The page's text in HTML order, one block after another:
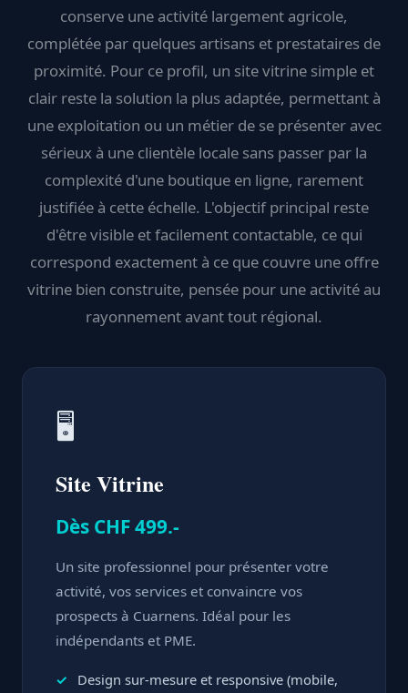
conserve une activité largement agricole,
complétée par quelques artisans et prestataires de
proximité. Pour ce profil, un site vitrine simple et
clair reste la solution la plus adaptée, permettant à
une exploitation ou un métier de se présenter avec
sérieux à une clientèle locale sans passer par la
complexité d'une boutique en ligne, rarement
justifiée à cette échelle. L'objectif principal reste
d'être visible et facilement contactable, ce qui
correspond exactement à ce que couvre une offre
vitrine bien construite, pensée pour une activité au
rayonnement avant tout régional.
🖥️
Site Vitrine
Dès CHF 499.-
Un site professionnel pour présenter votre
activité, vos services et convaincre vos
prospects à Cuarnens. Idéal pour les
indépendants et PME.
Design sur-mesure et responsive (mobile,